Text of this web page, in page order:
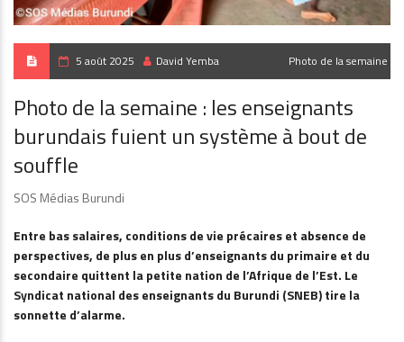
5 août 2025 David Yemba Photo de la semaine
Photo de la semaine : les enseignants
burundais fuient un système à bout de
souffle
SOS Médias Burundi
Entre bas salaires, conditions de vie précaires et absence de
perspectives, de plus en plus d’enseignants du primaire et du
secondaire quittent la petite nation de l’Afrique de l’Est. Le
Syndicat national des enseignants du Burundi (SNEB) tire la
sonnette d’alarme.